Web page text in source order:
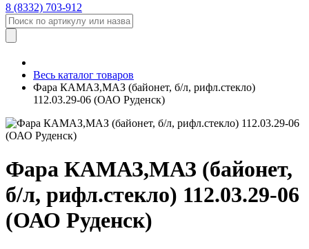
8 (8332) 703-912
Весь каталог товаров
Фара КАМАЗ,МАЗ (байонет, б/л, рифл.стекло)
112.03.29-06 (ОАО Руденск)
Фара КАМАЗ,МАЗ (байонет,
б/л, рифл.стекло) 112.03.29-06
(ОАО Руденск)